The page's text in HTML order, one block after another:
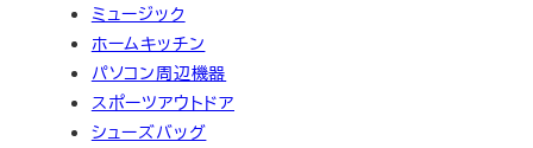
ミュージック
ホームキッチン
パソコン周辺機器
スポーツアウトドア
シューズバッグ